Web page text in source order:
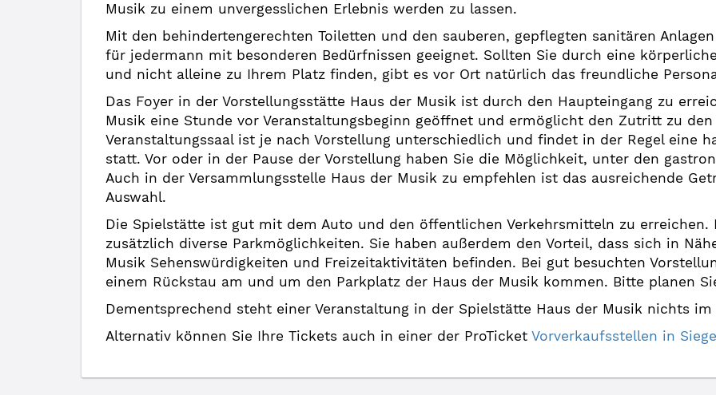
Musik zu einem unvergesslichen Erlebnis werden zu lassen.
Mit den behindertengerechten Toiletten und den sauberen, gepflegten sanitären
für jedermann mit besonderen Bedürfnissen geeignet. Sollten Sie durch eine
und nicht alleine zu Ihrem Platz finden, gibt es vor Ort natürlich das freundliche
Das Foyer in der Vorstellungsstätte Haus der Musik ist durch den Haupteingang zu
Musik eine Stunde vor Veranstaltungsbeginn geöffnet und ermöglicht den Zutritt zu
Veranstaltungssaal ist je nach Vorstellung unterschiedlich und findet in der Regel eine
statt. Vor oder in der Pause der Vorstellung haben Sie die Möglichkeit, unter den
Auch in der Versammlungsstelle Haus der Musik zu empfehlen ist das ausreichende
Auswahl.
Die Spielstätte ist gut mit dem Auto und den öffentlichen Verkehrsmitteln zu erreichen.
zusätzlich diverse Parkmöglichkeiten. Sie haben außerdem den Vorteil, dass sich in
Musik Sehenswürdigkeiten und Freizeitaktivitäten befinden. Bei gut besuchten
einem Rückstau am und um den Parkplatz der Haus der Musik kommen. Bitte planen
Dementsprechend steht einer Veranstaltung in der Spielstätte Haus der Musik nichts im
Alternativ können Sie Ihre Tickets auch in einer der ProTicket Vorverkaufsstellen in